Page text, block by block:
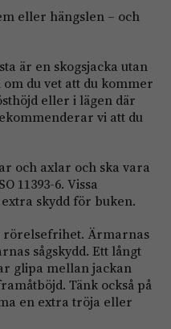
eller hängslen – och
är en skogsjacka utan
du vet att du kommer
eller i lägen där
vi att du
och axlar och ska vara
11393-6. Vissa
skydd för buken.
rörelsefrihet. Ärmarnas
sågskydd. Ett långt
glipa mellan jackan
Tänk också på
en extra tröja eller